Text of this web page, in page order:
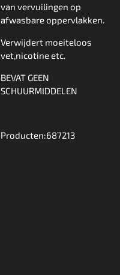
van vervuilingen op
afwasbare oppervlakken.
Verwijdert moeiteloos
vet,nicotine etc.
BEVAT GEEN
SCHUURMIDDELEN
Producten:687213